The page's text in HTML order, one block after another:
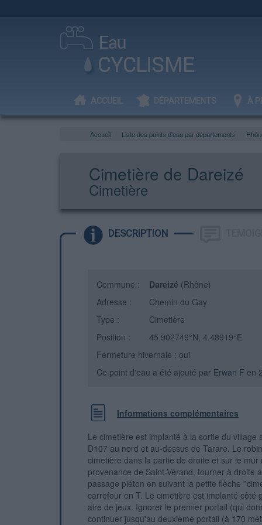
ACCUEIL DÉPARTEMENTS À
Accueil Liste des points d'eau par départements
Cimetière de Dareizé
Cimetière
DESCRIPTION
Commune : Dareizé (Rhône)
Adresse :
Chemin du Gay
Type :
Cimetière
Position :
45.902749°N, 4.48919°E
Fermeture hivernale : oui
Ce point d'eau a été ajouté par Erwan F en
Informations complémentaires
Le cimetière est implanté à la sortie du village
D107 au nord et au-dessus de Tarare. Le
cimetière dans la partie de droite et sur le
provenance de Saint-Vérand, tourner à droite
passage piéton en suivant la petite flèche
carrefour en T. Le cimetière est implanté côté
aire de jeux. Ignorer le premier portail (qui
continuer jusqu'au deuxième portail (à 170